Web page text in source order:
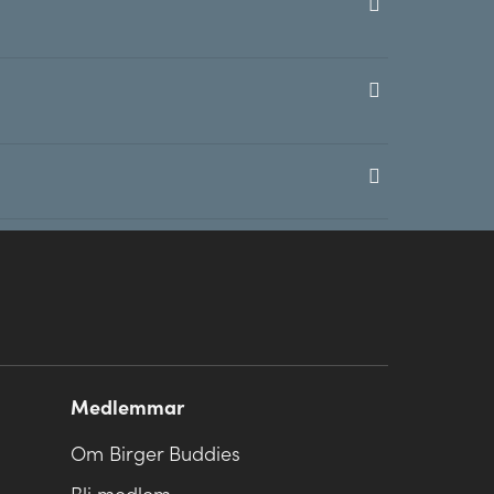
Medlemmar
Om Birger Buddies